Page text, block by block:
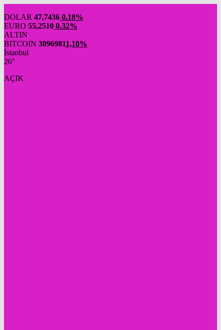
DOLAR 47,7436 0.18%
EURO 55,2510 0.32%
ALTIN
BITCOIN 30969811,10%
İstanbul
26°
AÇIK